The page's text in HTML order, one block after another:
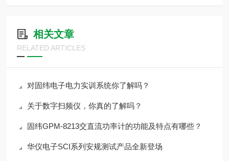
相关文章
RELATED ARTICLES
对固纬电子电力实训系统你了解吗？
关于数字扫频仪，你真的了解吗？
固纬GPM-8213交直流功率计的功能及特点有哪些？
华仪电子SCI系列安规测试产品全新登场